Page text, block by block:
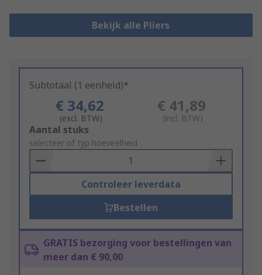
Bekijk alle Pliers
Subtotaal (1 eenheid)*
€ 34,62
(excl. BTW)
€ 41,89
(incl. BTW)
Add
to
Basket
Aantal stuks
selecteer of typ hoeveelheid
Controleer leverdata
Bestellen
GRATIS bezorging voor bestellingen van
meer dan € 90,00